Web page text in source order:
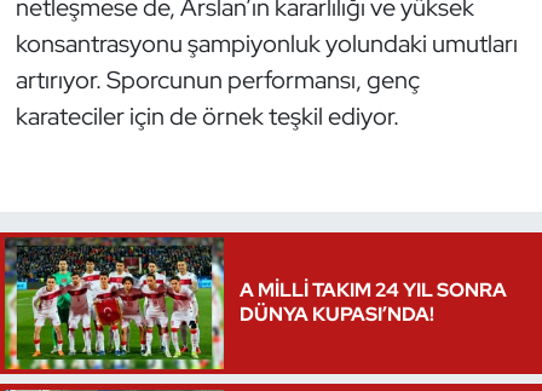
netleşmese de, Arslan’ın kararlılığı ve yüksek
konsantrasyonu şampiyonluk yolundaki umutları
artırıyor. Sporcunun performansı, genç
karateciler için de örnek teşkil ediyor.
A MİLLİ TAKIM 24 YIL SONRA
DÜNYA KUPASI’NDA!
Oryantiring
Özel Sporcular
Satranç
Su Topu